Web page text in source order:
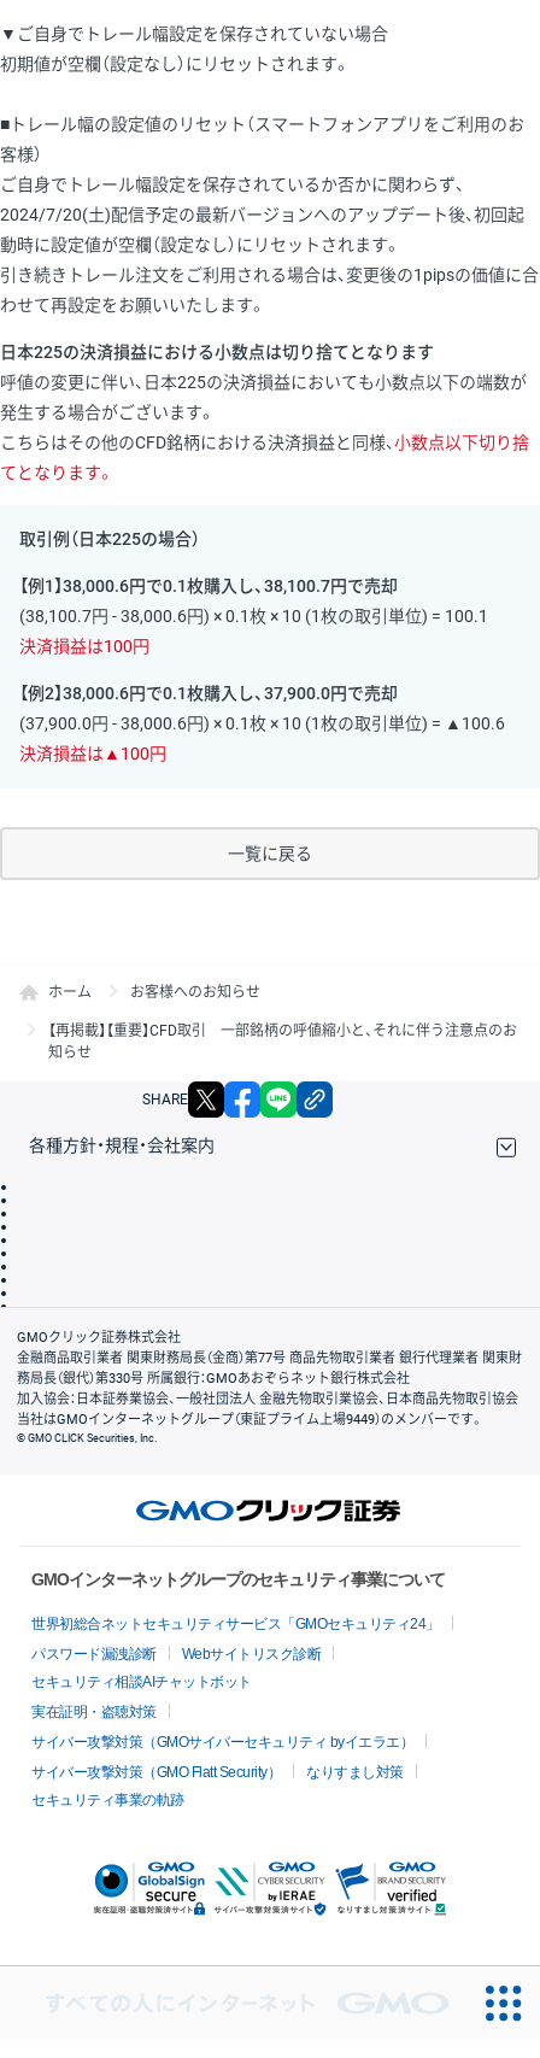
▼ご自身でトレール幅設定を保存されていない場合
初期値が空欄（設定なし）にリセットされます。
■トレール幅の設定値のリセット（スマートフォンアプリをご利用のお
客様）
ご自身でトレール幅設定を保存されているか否かに関わらず、
2024/7/20(土)配信予定の最新バージョンへのアップデート後、初回起
動時に設定値が空欄（設定なし）にリセットされます。
引き続きトレール注文をご利用される場合は、変更後の1pipsの価値に合
わせて再設定をお願いいたします。
日本225の決済損益における小数点は切り捨てとなります
呼値の変更に伴い、日本225の決済損益においても小数点以下の端数が
発生する場合がございます。
こちらはその他のCFD銘柄における決済損益と同様、小数点以下切り捨
てとなります。
取引例（日本225の場合）
【例1】38,000.6円で0.1枚購入し、38,100.7円で売却
(38,100.7円 - 38,000.6円) × 0.1枚 × 10 (1枚の取引単位) = 100.1
決済損益は100円
【例2】38,000.6円で0.1枚購入し、37,900.0円で売却
(37,900.0円 - 38,000.6円) × 0.1枚 × 10 (1枚の取引単位) = ▲100.6
決済損益は▲100円
一覧に戻る
ホーム お客様へのお知らせ
【再掲載】【重要】CFD取引 一部銘柄の呼値縮小と、それに伴う注意点のお
知らせ
SHARE X facebook
各種方針・規程・会社案内
会社案内
GMOクリック証券株式会社
金融商品取引業者 関東財務局長（金商）第77号 商品先物取引業者 銀行代理業者 関東財
務局長（銀代）第330号 所属銀行：GMOあおぞらネット銀行株式会社
加入協会：日本証券業協会、一般社団法人 金融先物取引業協会、日本商品先物取引協会
当社はGMOインターネットグループ（東証プライム上場9449）のメンバーです。
© GMO CLICK Securities, Inc.
GMOインターネットグループのセキュリティ事業について
世界初総合ネットセキュリティサービス「GMOセキュリティ24」
パスワード漏洩診断
Webサイトリスク診断
セキュリティ相談AIチャットボット
実在証明・盗聴対策
サイバー攻撃対策（GMOサイバーセキュリティ byイエラエ）
サイバー攻撃対策（GMO Flatt Security）
なりすまし対策
セキュリティ事業の軌跡